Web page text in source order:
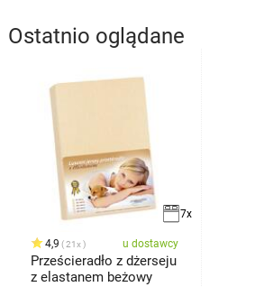
Ostatnio oglądane
7x
4,9 21x u dostawcy
Prześcieradło z dżerseju
z elastanem beżowy